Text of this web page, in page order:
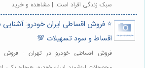
سبک زندگی افراد است. | مشاهده و خرید
⭐️ فروش اقساطی ایران خودرو: آشنایی
اقساط و سود تسهیلات 💯
فروش اقساطی خودرو در تهران - فروش